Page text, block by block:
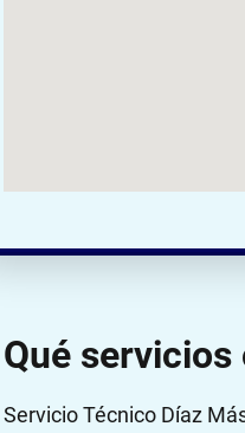
Qué
Servicio Técnico Díaz